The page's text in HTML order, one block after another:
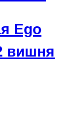
Ego
вишня